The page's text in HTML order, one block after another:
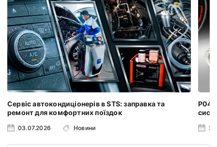
Сервіс автокондиціонерів в STS: заправка та
ремонт для комфортних поїздок
03.07.2026 Новини